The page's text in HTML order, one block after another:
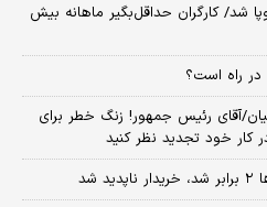
شد/ کارگران حداقل‌بگیر ماهانه بیش
در راه است؟
آقای رئیس جمهور! زنگ خطر برای
کار خود تجدید نظر کنید